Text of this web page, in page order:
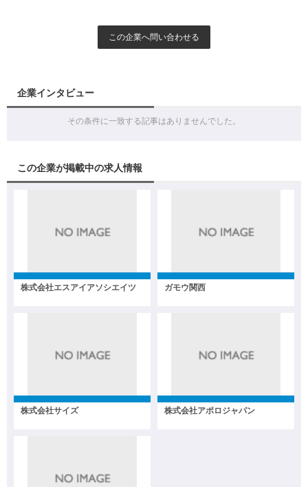
この企業へ問い合わせる
企業インタビュー
その条件に一致する記事はありませんでした。
この企業が掲載中の求人情報
株式会社エスアイアソシエイツ ガモウ関西
株式会社サイズ 株式会社アポロジャパン